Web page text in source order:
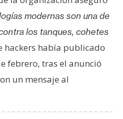
modernas son una de
los tanques, cohetes
hackers había publicado
febrero, tras el anunció
un mensaje al